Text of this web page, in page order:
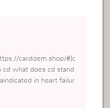
cardizem.shop/#]c
cd what does cd stand
in heart failur